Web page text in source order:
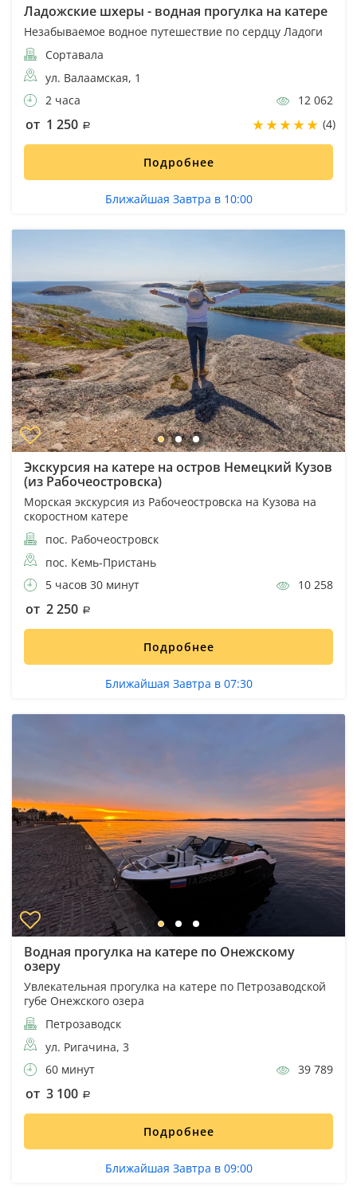
Ладожские шхеры - водная прогулка на катере
Незабываемое водное путешествие по сердцу Ладоги
Сортавала
ул. Валаамская, 1
2 часа
12 062
от 1 250 (4)
Подробнее
Ближайшая Завтра в 10:00
Экскурсия на катере на остров Немецкий Кузов
(из Рабочеостровска)
Морская экскурсия из Рабочеостровска на Кузова на
скоростном катере
пос. Рабочеостровск
пос. Кемь-Пристань
5 часов 30 минут
10 258
от 2 250
Подробнее
Ближайшая Завтра в 07:30
Водная прогулка на катере по Онежскому
озеру
Увлекательная прогулка на катере по Петрозаводской
губе Онежского озера
Петрозаводск
ул. Ригачина, 3
60 минут
39 789
от 3 100
Подробнее
Ближайшая Завтра в 09:00